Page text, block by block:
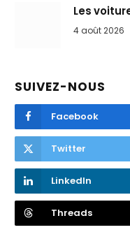
Les
4 août 2026
SUIVEZ-NOUS
Facebook
Twitter
LinkedIn
Threads